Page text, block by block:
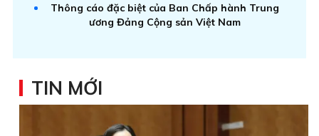
Thông cáo đặc biệt của Ban Chấp hành Trung
ương Đảng Cộng sản Việt Nam
TIN MỚI